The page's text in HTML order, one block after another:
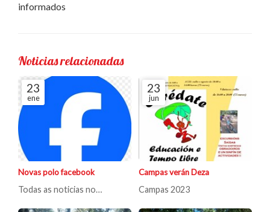
informados
Noticias relacionadas
23
ene
Novas polo facebook
Todas as noticias no
23
jun
Campas verán Deza
Campas 2023